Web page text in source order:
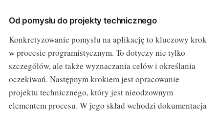
Od pomysłu do projekty technicznego
Konkretyzowanie pomysłu na aplikację to kluczowy krok
w procesie programistycznym. To dotyczy nie tylko
szczegółów, ale także wyznaczania celów i określania
oczekiwań. Następnym krokiem jest opracowanie
projektu technicznego, który jest nieodzownym
elementem procesu. W jego skład wchodzi dokumentacja